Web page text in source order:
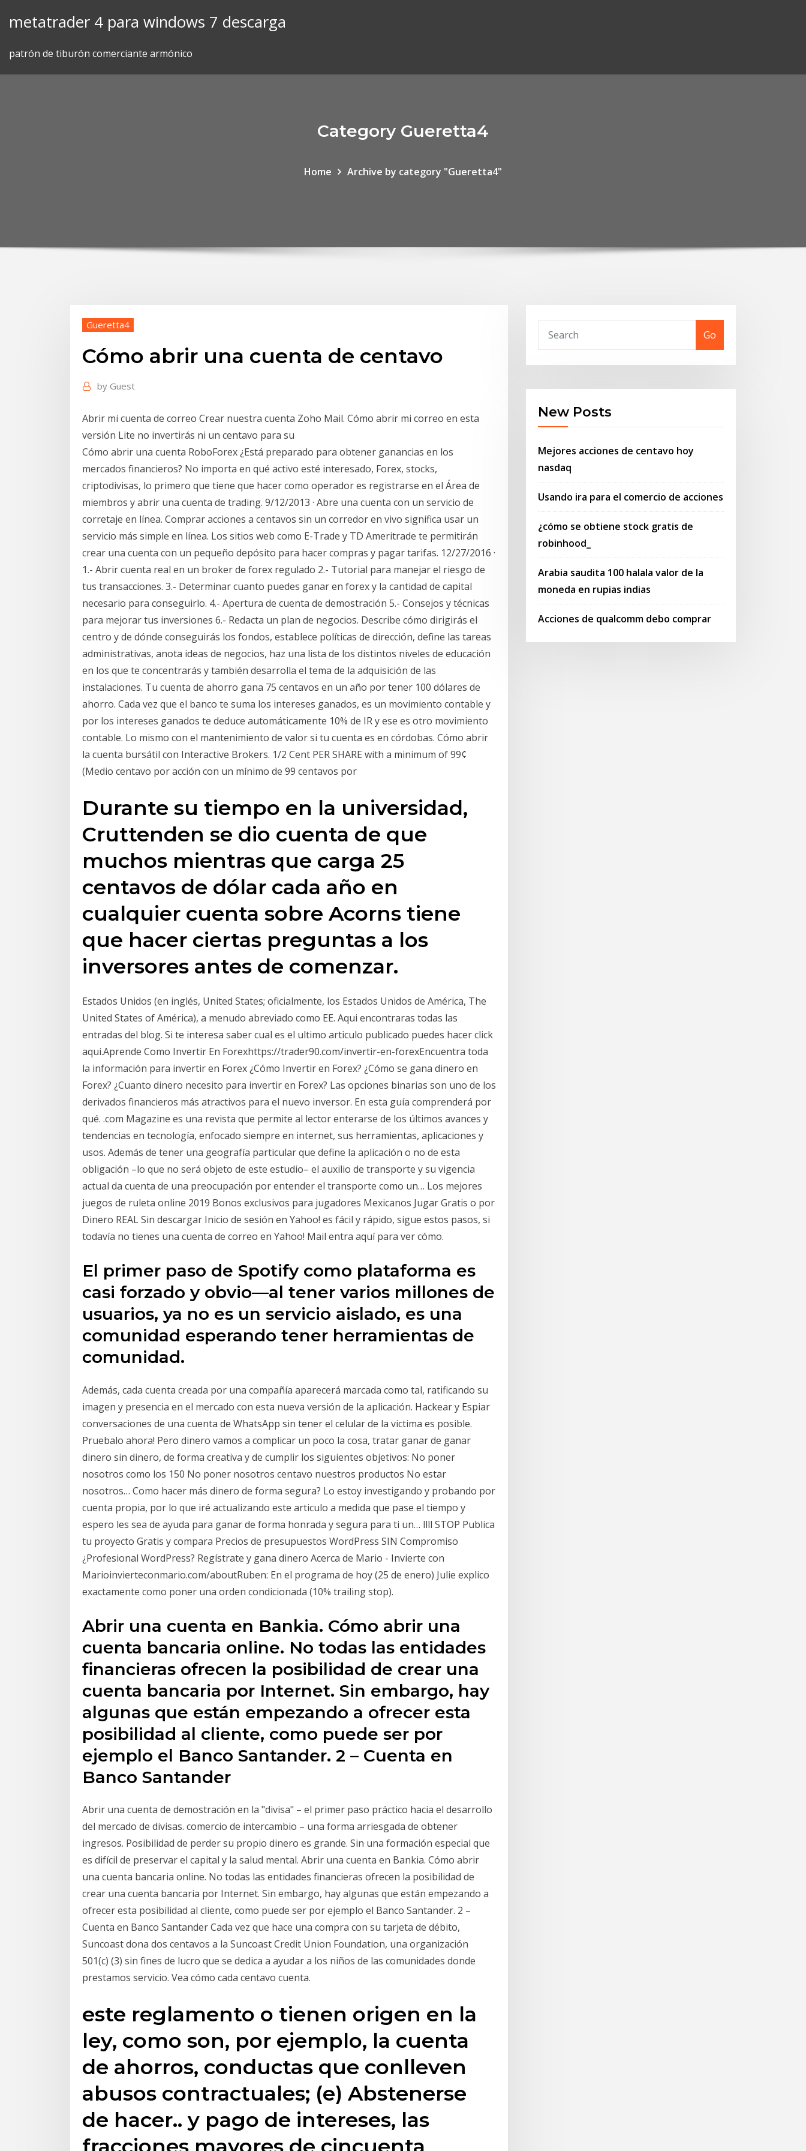
metatrader 4 para windows 7 descarga
patrón de tiburón comerciante armónico
Category Gueretta4
Home Archive by category "Gueretta4"
Gueretta4
Cómo abrir una cuenta de centavo
by Guest
Abrir mi cuenta de correo Crear nuestra cuenta Zoho Mail. Cómo abrir mi correo en esta
versión Lite no invertirás ni un centavo para su
Cómo abrir una cuenta RoboForex ¿Está preparado para obtener ganancias en los
mercados financieros? No importa en qué activo esté interesado, Forex, stocks,
criptodivisas, lo primero que tiene que hacer como operador es registrarse en el Área de
miembros y abrir una cuenta de trading. 9/12/2013 · Abre una cuenta con un servicio de
corretaje en línea. Comprar acciones a centavos sin un corredor en vivo significa usar un
servicio más simple en línea. Los sitios web como E-Trade y TD Ameritrade te permitirán
crear una cuenta con un pequeño depósito para hacer compras y pagar tarifas. 12/27/2016 ·
1.- Abrir cuenta real en un broker de forex regulado 2.- Tutorial para manejar el riesgo de
tus transacciones. 3.- Determinar cuanto puedes ganar en forex y la cantidad de capital
necesario para conseguirlo. 4.- Apertura de cuenta de demostración 5.- Consejos y técnicas
para mejorar tus inversiones 6.- Redacta un plan de negocios. Describe cómo dirigirás el
centro y de dónde conseguirás los fondos, establece políticas de dirección, define las tareas
administrativas, anota ideas de negocios, haz una lista de los distintos niveles de educación
en los que te concentrarás y también desarrolla el tema de la adquisición de las
instalaciones. Tu cuenta de ahorro gana 75 centavos en un año por tener 100 dólares de
ahorro. Cada vez que el banco te suma los intereses ganados, es un movimiento contable y
por los intereses ganados te deduce automáticamente 10% de IR y ese es otro movimiento
contable. Lo mismo con el mantenimiento de valor si tu cuenta es en córdobas. Cómo abrir
la cuenta bursátil con Interactive Brokers. 1/2 Cent PER SHARE with a minimum of 99¢
(Medio centavo por acción con un mínimo de 99 centavos por
Durante su tiempo en la universidad,
Cruttenden se dio cuenta de que
muchos mientras que carga 25
centavos de dólar cada año en
cualquier cuenta sobre Acorns tiene
que hacer ciertas preguntas a los
inversores antes de comenzar.
Estados Unidos (en inglés, United States; oficialmente, los Estados Unidos de América, The
United States of América), a menudo abreviado como EE. Aqui encontraras todas las
entradas del blog. Si te interesa saber cual es el ultimo articulo publicado puedes hacer click
aqui.Aprende Como Invertir En Forexhttps://trader90.com/invertir-en-forexEncuentra toda
la información para invertir en Forex ¿Cómo Invertir en Forex? ¿Cómo se gana dinero en
Forex? ¿Cuanto dinero necesito para invertir en Forex? Las opciones binarias son uno de los
derivados financieros más atractivos para el nuevo inversor. En esta guía comprenderá por
qué. .com Magazine es una revista que permite al lector enterarse de los últimos avances y
tendencias en tecnología, enfocado siempre en internet, sus herramientas, aplicaciones y
usos. Además de tener una geografía particular que define la aplicación o no de esta
obligación –lo que no será objeto de este estudio– el auxilio de transporte y su vigencia
actual da cuenta de una preocupación por entender el transporte como un… Los mejores
juegos de ruleta online 2019 Bonos exclusivos para jugadores Mexicanos Jugar Gratis o por
Dinero REAL Sin descargar Inicio de sesión en Yahoo! es fácil y rápido, sigue estos pasos, si
todavía no tienes una cuenta de correo en Yahoo! Mail entra aquí para ver cómo.
El primer paso de Spotify como plataforma es
casi forzado y obvio—al tener varios millones de
usuarios, ya no es un servicio aislado, es una
comunidad esperando tener herramientas de
comunidad.
Además, cada cuenta creada por una compañía aparecerá marcada como tal, ratificando su
imagen y presencia en el mercado con esta nueva versión de la aplicación. Hackear y Espiar
conversaciones de una cuenta de WhatsApp sin tener el celular de la victima es posible.
Pruebalo ahora! Pero dinero vamos a complicar un poco la cosa, tratar ganar de ganar
dinero sin dinero, de forma creativa y de cumplir los siguientes objetivos: No poner
nosotros como los 150 No poner nosotros centavo nuestros productos No estar
nosotros… Como hacer más dinero de forma segura? Lo estoy investigando y probando por
cuenta propia, por lo que iré actualizando este articulo a medida que pase el tiempo y
espero les sea de ayuda para ganar de forma honrada y segura para ti un… llll STOP Publica
tu proyecto Gratis y compara Precios de presupuestos WordPress SIN Compromiso
¿Profesional WordPress? Regístrate y gana dinero Acerca de Mario - Invierte con
Marioinvierteconmario.com/aboutRuben: En el programa de hoy (25 de enero) Julie explico
exactamente como poner una orden condicionada (10% trailing stop).
Abrir una cuenta en Bankia. Cómo abrir una
cuenta bancaria online. No todas las entidades
financieras ofrecen la posibilidad de crear una
cuenta bancaria por Internet. Sin embargo, hay
algunas que están empezando a ofrecer esta
posibilidad al cliente, como puede ser por
ejemplo el Banco Santander. 2 – Cuenta en
Banco Santander
Abrir una cuenta de demostración en la "divisa" – el primer paso práctico hacia el desarrollo
del mercado de divisas. comercio de intercambio – una forma arriesgada de obtener
ingresos. Posibilidad de perder su propio dinero es grande. Sin una formación especial que
es difícil de preservar el capital y la salud mental. Abrir una cuenta en Bankia. Cómo abrir
una cuenta bancaria online. No todas las entidades financieras ofrecen la posibilidad de
crear una cuenta bancaria por Internet. Sin embargo, hay algunas que están empezando a
ofrecer esta posibilidad al cliente, como puede ser por ejemplo el Banco Santander. 2 –
Cuenta en Banco Santander Cada vez que hace una compra con su tarjeta de débito,
Suncoast dona dos centavos a la Suncoast Credit Union Foundation, una organización
501(c) (3) sin fines de lucro que se dedica a ayudar a los niños de las comunidades donde
prestamos servicio. Vea cómo cada centavo cuenta.
este reglamento o tienen origen en la
ley, como son, por ejemplo, la cuenta
de ahorros, conductas que conlleven
abusos contractuales; (e) Abstenerse
de hacer.. y pago de intereses, las
Go
New Posts
Mejores acciones de centavo hoy
nasdaq
Usando ira para el comercio de acciones
¿cómo se obtiene stock gratis de
robinhood_
Arabia saudita 100 halala valor de la
moneda en rupias indias
Acciones de qualcomm debo comprar